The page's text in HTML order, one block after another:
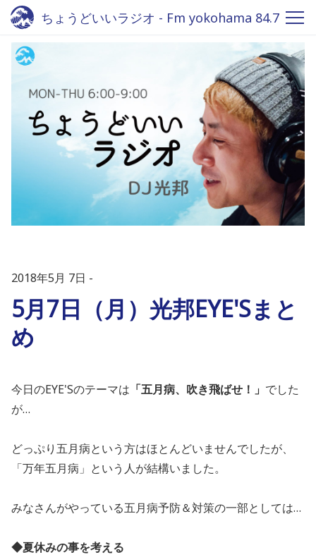
ちょうどいいラジオ - Fm yokohama 84.7
2018年5月 7日
5月7日（月）光邦EYE'Sまと
め
今日のEYE'Sのテーマは 「五月病、吹き飛ばせ！」 でした
が…
どっぷり五月病という方はほとんどいませんでしたが、
「万年五月病」という人が結構いました。
みなさんがやっている五月病予防＆対策の一部としては…
◆夏休みの事を考える